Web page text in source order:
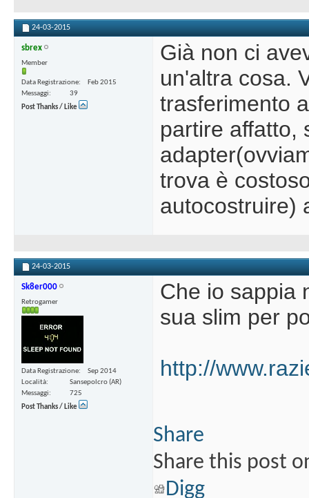
24-03-2015
sbrex
Member
Data Registrazione
Feb 2015
Messaggi
39
Post Thanks / Like
Già non ci
un'altra cosa.
trasferimento
partire affatto,
trova è
autocostruire)
24-03-2015
Sk8er000
Retrogamer
Data Registrazione
Sep 2014
Località
Sansepolcro (AR)
Messaggi
725
Post Thanks / Like
Che io sappia
sua slim per
http://
Share
Share this post
Digg